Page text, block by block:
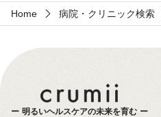
Home 病院・クリニック検索
明るいヘルスケアの未来を育む